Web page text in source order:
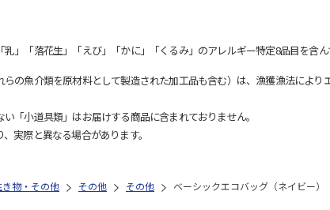
」「落花生」「えび」「かに」「くるみ」のアレルギー特定8品目を含ん
の魚介類を原材料として製造された加工品も含む）は、漁獲漁法によ
「小道具類」はお届けする商品に含まれておりません。
実際と異なる場合があります。
き物・その他 その他 その他 ベーシックエコバッグ（ネイビー